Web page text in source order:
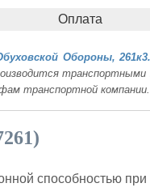
Оплата
Обороны, 261к3.
транспортной компании.
способностью